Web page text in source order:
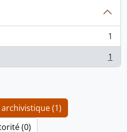
1
1
(1)
(0)